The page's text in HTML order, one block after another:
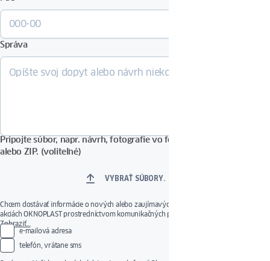
Správa
Pripojte súbor, napr. návrh, fotografie vo formáte PDF, DOCX, JPG
alebo ZIP. (voliteľné)
VYBRAŤ SÚBORY.
Chcem dostávať informácie o nových alebo zaujímavých produktoch, službách a
akciách OKNOPLAST prostredníctvom komunikačných prostriedkov uvedených nižšie.
Poskytnutý súhlas je dobrovoľný. Svoj súhlas môžete kedykoľvek odvolať použitím
odkazu na správu súhlasu alebo odoslaním správy na e-mailovú adresu:
privacy@oknoplast.com.pl
Sp. z o.o.
Zobraziť…
e-mailová adresa
telefón, vrátane sms